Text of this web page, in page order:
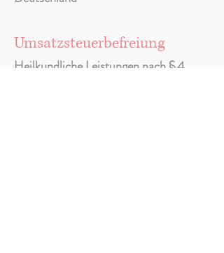
Umsatzsteuerbefreiung
Heilkundliche Leistungen nach § 4